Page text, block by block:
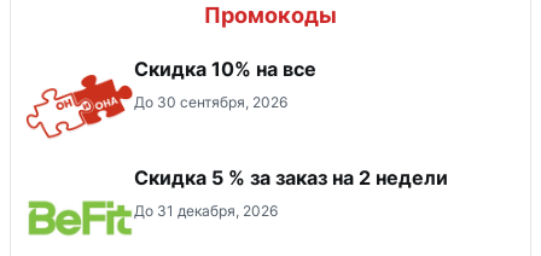
Промокоды
Скидка 10% на все
До 30 сентября, 2026
Скидка 5 % за заказ на 2 недели
До 31 декабря, 2026